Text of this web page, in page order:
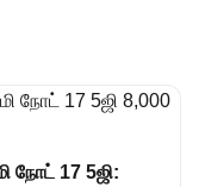
நோட் 17 5ஜி: